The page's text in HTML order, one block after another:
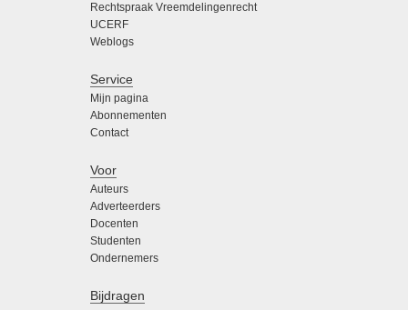
Rechtspraak Vreemdelingenrecht
UCERF
Weblogs
Service
Mijn pagina
Abonnementen
Contact
Voor
Auteurs
Adverteerders
Docenten
Studenten
Ondernemers
Bijdragen